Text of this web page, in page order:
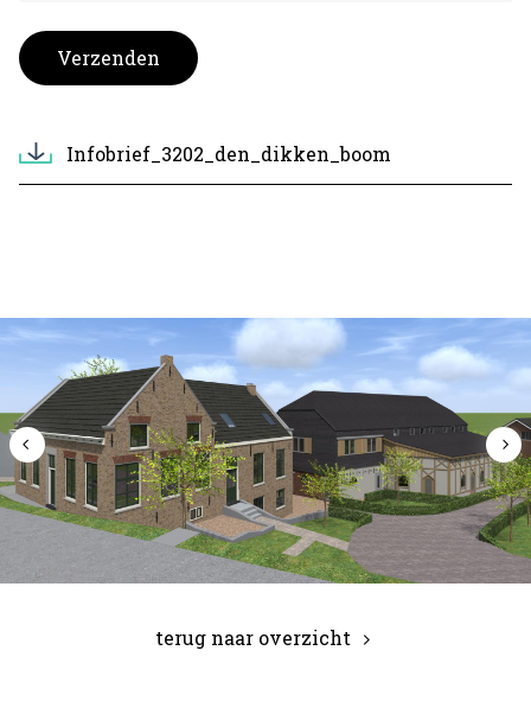
Verzenden
Infobrief_3202_den_dikken_boom
terug naar overzicht